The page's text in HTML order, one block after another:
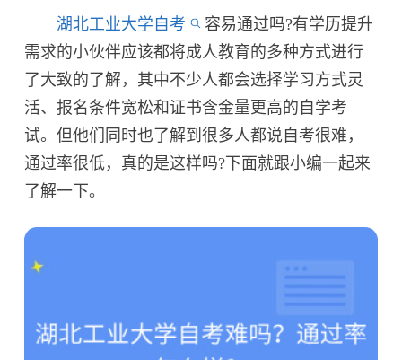
湖北工业大学自考
容易通过吗?有学历提升
需求的小伙伴应该都将成人教育的多种方式进行
了大致的了解，其中不少人都会选择学习方式灵
活、报名条件宽松和证书含金量更高的自学考
试。但他们同时也了解到很多人都说自考很难，
通过率很低，真的是这样吗?下面就跟小编一起来
了解一下。